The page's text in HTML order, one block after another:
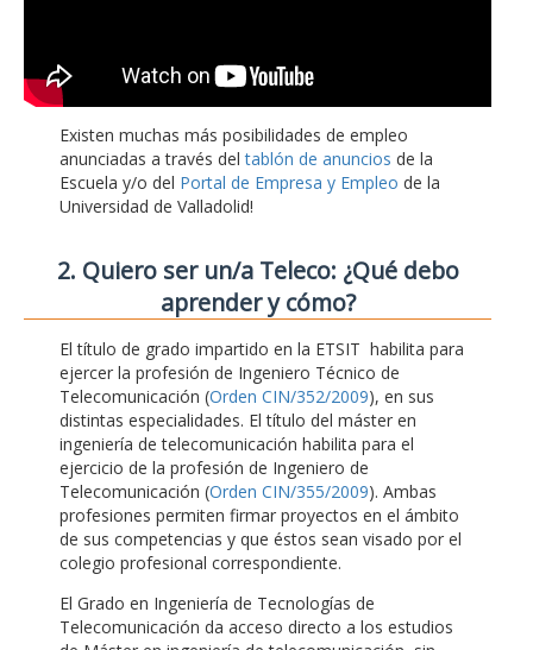
Existen muchas más posibilidades de empleo
anunciadas a través deltablón de anuncios de la
Escuela y/o del Portal de Empresa y Empleo de la
Universidad de Valladolid!
2. Quiero ser un/a Teleco: ¿Qué debo
aprender y cómo?
El título de grado impartido en la ETSIT habilita para
ejercer la profesión de Ingeniero Técnico de
Telecomunicación (Orden CIN/352/2009), en sus
distintas especialidades. El título del máster en
ingeniería de telecomunicación habilita para el
ejercicio de la profesión de Ingeniero de
Telecomunicación (Orden CIN/355/2009). Ambas
profesiones permiten firmar proyectos en el ámbito
de sus competencias y que éstos sean visado por el
colegio profesional correspondiente.
El Grado en Ingeniería de Tecnologías de
Telecomunicación da acceso directo a los estudios